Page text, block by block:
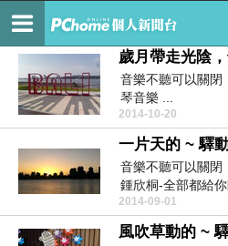
每個人心中都有一座埋藏記憶
歲月帶走光陰
音樂不聽可以關閉
琴音樂 ...
2014-10-20
一片天的 ~ 驛
音樂不聽可以關閉
鍾欣桐-全部都給
2014-09-01
風吹草動的 ~